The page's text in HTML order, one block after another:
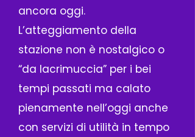
ancora oggi.
L’atteggiamento della
stazione non è nostalgico o
“da lacrimuccia” per i bei
tempi passati ma calato
pienamente nell’oggi anche
con servizi di utilità in tempo